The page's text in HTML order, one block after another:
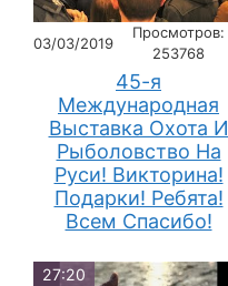
03/03/2019
Просмотров:
253768
45-я
Международная
Выставка Охота И
Рыболовство На
Руси! Викторина!
Подарки! Ребята!
Всем Спасибо!
27:20